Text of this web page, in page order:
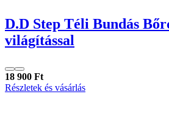
D.D Step Téli Bundás
világítással
18 900 Ft
Részletek és vásárlás